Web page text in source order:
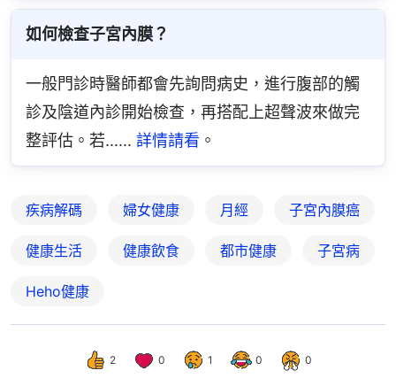
如何檢查子宮內膜？
一般門診時醫師都會先詢問病史，進行腹部的觸
診及陰道內診開始檢查，再搭配上超聲波來做完
整評估。若...... 詳情請看 。
疾病解碼 婦女健康 月經 子宮內膜癌
健康生活 健康飲食 都市健康 子宮病
Heho健康
2 0 1 0 0